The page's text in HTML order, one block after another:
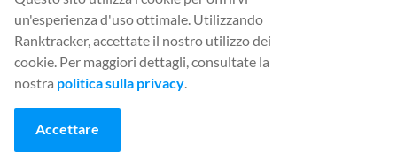
felix@ranktracker.com
2015 -2026 © Ranktracker. All Rights Reserved.
un'esperienza d'uso ottimale. Utilizzando
Ranktracker, accettate il nostro utilizzo dei
cookie. Per maggiori dettagli, consultate la
nostra politica sulla privacy.
Accettare